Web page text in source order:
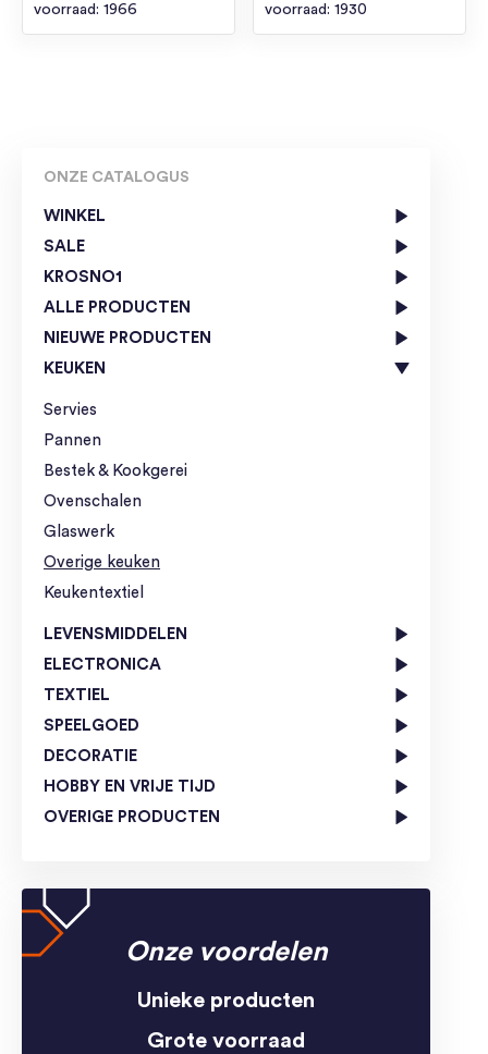
ONZE CATALOGUS
WINKEL
SALE
KROSNO1
ALLE PRODUCTEN
NIEUWE PRODUCTEN
KEUKEN
Servies
Pannen
Bestek & Kookgerei
Ovenschalen
Glaswerk
Overige keuken
Keukentextiel
LEVENSMIDDELEN
ELECTRONICA
TEXTIEL
SPEELGOED
DECORATIE
HOBBY EN VRIJE TIJD
OVERIGE PRODUCTEN
Onze voordelen
Unieke producten
Grote voorraad
voorraad: 1966 voorraad: 1930